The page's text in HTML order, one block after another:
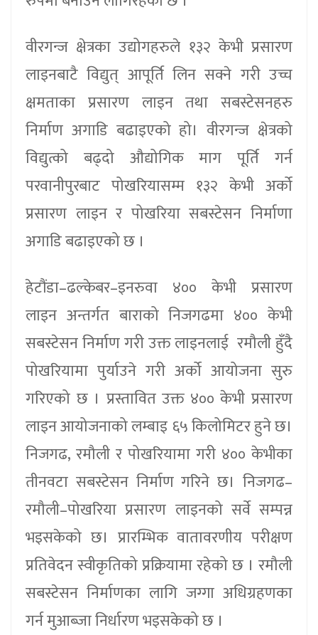
वीरगन्ज क्षेत्रका उद्योगहरुले १३२ केभी प्रसारण
लाइनबाटै विद्युत् आपूर्ति लिन सक्ने गरी उच्च
क्षमताका प्रसारण लाइन तथा सबस्टेसनहरु
निर्माण अगाडि बढाइएको हो। वीरगन्ज क्षेत्रको
विद्युत्को बढ्दो औद्योगिक माग पूर्ति गर्न
परवानीपुरबाट पोखरियासम्म १३२ केभी अर्को
प्रसारण लाइन र पोखरिया सबस्टेसन निर्माणा
अगाडि बढाइएको छ ।
हेटौंडा–ढल्केबर–इनरुवा ४०० केभी प्रसारण
लाइन अन्तर्गत बाराको निजगढमा ४०० केभी
सबस्टेसन निर्माण गरी उक्त लाइनलाई रमौली हुँदै
पोखरियामा पुर्याउने गरी अर्को आयोजना सुरु
गरिएको छ । प्रस्तावित उक्त ४०० केभी प्रसारण
लाइन आयोजनाको लम्बाइ ६५ किलोमिटर हुने छ।
निजगढ, रमौली र पोखरियामा गरी ४०० केभीका
तीनवटा सबस्टेसन निर्माण गरिने छ। निजगढ–
रमौली–पोखरिया प्रसारण लाइनको सर्वे सम्पन्न
भइसकेको छ। प्रारम्भिक वातावरणीय परीक्षण
प्रतिवेदन स्वीकृतिको प्रक्रियामा रहेको छ । रमौली
सबस्टेसन निर्माणका लागि जग्गा अधिग्रहणका
गर्न मुआब्जा निर्धारण भइसकेको छ ।